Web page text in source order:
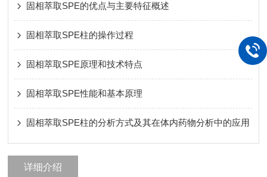
固相萃取SPE的优点与主要特征概述
固相萃取SPE柱的操作过程
固相萃取SPE原理和技术特点
固相萃取SPE性能和基本原理
固相萃取SPE柱的分析方式及其在体内药物分析中的应用
详细介绍